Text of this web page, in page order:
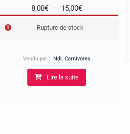
8,00€ – 15,00€Plage
à
15,00€
Rupture de stock
Vendu par : NdL Carnivores
Lire la suite